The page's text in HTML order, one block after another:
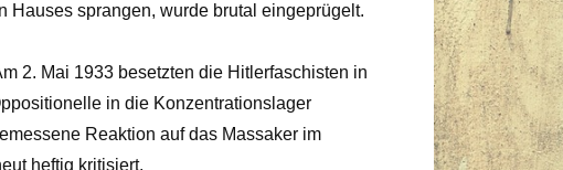
Hauses sprangen, wurde brutal eingeprügelt.
2. Mai 1933 besetzten die Hitlerfaschisten in
in die Konzentrationslager
Reaktion auf das Massaker im
heftig kritisiert.